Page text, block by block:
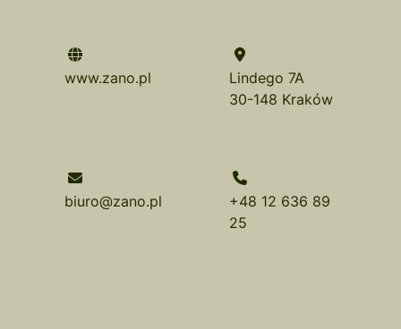
www.zano.pl
Lindego 7A
30-148 Kraków
biuro@zano.pl
+48 12 636 89
25